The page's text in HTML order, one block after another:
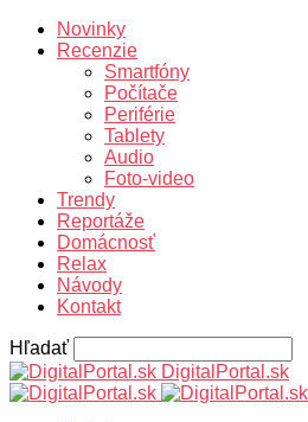
Novinky
Recenzie
Smartfóny
Počítače
Periférie
Tablety
Audio
Foto-video
Trendy
Reportáže
Domácnosť
Relax
Návody
Kontakt
Hľadať
DigitalPortal.sk